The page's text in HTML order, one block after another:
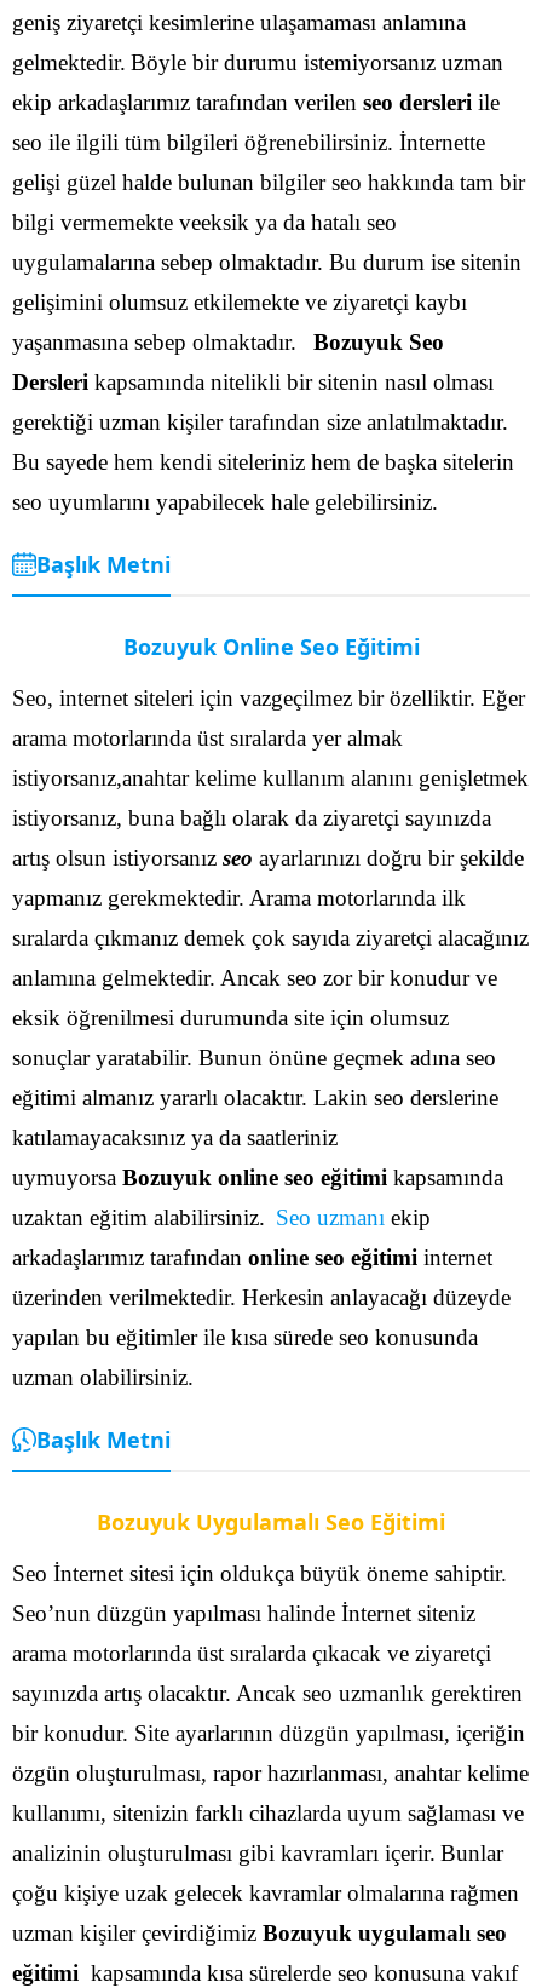
geniş ziyaretçi kesimlerine ulaşamaması anlamına
gelmektedir. Böyle bir durumu istemiyorsanız uzman
ekip arkadaşlarımız tarafından verilen seo dersleri ile
seo ile ilgili tüm bilgileri öğrenebilirsiniz. İnternette
gelişi güzel halde bulunan bilgiler seo hakkında tam bir
bilgi vermemekte veeksik ya da hatalı seo
uygulamalarına sebep olmaktadır. Bu durum ise sitenin
gelişimini olumsuz etkilemekte ve ziyaretçi kaybı
yaşanmasına sebep olmaktadır.
Bozuyuk Seo
Dersleri kapsamında nitelikli bir sitenin nasıl olması
gerektiği uzman kişiler tarafından size anlatılmaktadır.
Bu sayede hem kendi siteleriniz hem de başka sitelerin
seo uyumlarını yapabilecek hale gelebilirsiniz.
Başlık Metni
Bozuyuk Online Seo Eğitimi
Seo, internet siteleri için vazgeçilmez bir özelliktir. Eğer
arama motorlarında üst sıralarda yer almak
istiyorsanız,anahtar kelime kullanım alanını genişletmek
istiyorsanız, buna bağlı olarak da ziyaretçi sayınızda
artış olsun istiyorsanız seo ayarlarınızı doğru bir şekilde
yapmanız gerekmektedir. Arama motorlarında ilk
sıralarda çıkmanız demek çok sayıda ziyaretçi alacağınız
anlamına gelmektedir. Ancak seo zor bir konudur ve
eksik öğrenilmesi durumunda site için olumsuz
sonuçlar yaratabilir. Bunun önüne geçmek adına seo
eğitimi almanız yararlı olacaktır. Lakin seo derslerine
katılamayacaksınız ya da saatleriniz
uymuyorsa Bozuyuk online seo eğitimi kapsamında
uzaktan eğitim alabilirsiniz. Seo uzmanı ekip
arkadaşlarımız tarafından online seo eğitimi internet
üzerinden verilmektedir. Herkesin anlayacağı düzeyde
yapılan bu eğitimler ile kısa sürede seo konusunda
uzman olabilirsiniz.
Başlık Metni
Bozuyuk Uygulamalı Seo Eğitimi
Seo İnternet sitesi için oldukça büyük öneme sahiptir.
Seo’nun düzgün yapılması halinde İnternet siteniz
arama motorlarında üst sıralarda çıkacak ve ziyaretçi
sayınızda artış olacaktır. Ancak seo uzmanlık gerektiren
bir konudur. Site ayarlarının düzgün yapılması, içeriğin
özgün oluşturulması, rapor hazırlanması, anahtar kelime
kullanımı, sitenizin farklı cihazlarda uyum sağlaması ve
analizinin oluşturulması gibi kavramları içerir. Bunlar
çoğu kişiye uzak gelecek kavramlar olmalarına rağmen
uzman kişiler çevirdiğimiz Bozuyuk uygulamalı seo
eğitimi kapsamında kısa sürelerde seo konusuna vakıf